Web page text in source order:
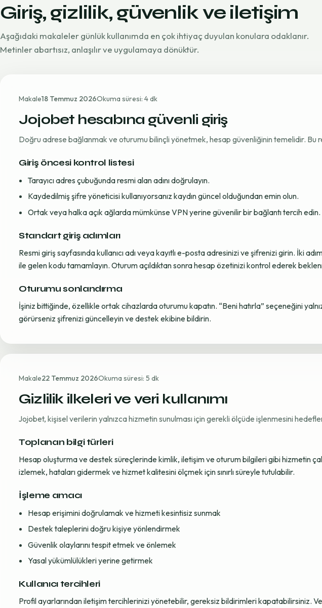
Giriş, gizlilik, güvenlik ve iletişim
Aşağıdaki makaleler günlük kullanımda en çok ihtiyaç duyulan konulara odaklanır.
Metinler abartısız, anlaşılır ve uygulamaya dönüktür.
Makale18 Temmuz 2026Okuma süresi: 4 dk
Jojobet hesabına güvenli giriş
Doğru adrese bağlanmak ve oturumu bilinçli yönetmek, hesap güvenliğinin temelidir. Bu
Giriş öncesi kontrol listesi
Tarayıcı adres çubuğunda resmi alan adını doğrulayın.
Kaydedilmiş şifre yöneticisi kullanıyorsanız kaydın güncel olduğundan emin olun.
Ortak veya halka açık ağlarda mümkünse VPN yerine güvenilir bir bağlantı tercih edin.
Standart giriş adımları
Resmi giriş sayfasında kullanıcı adı veya kayıtlı e-posta adresinizi ve şifrenizi girin. İki
ile gelen kodu tamamlayın. Oturum açıldıktan sonra hesap özetinizi kontrol ederek
Oturumu sonlandırma
İşiniz bittiğinde, özellikle ortak cihazlarda oturumu kapatın. “Beni hatırla” seçeneğini
görürseniz şifrenizi güncelleyin ve destek ekibine bildirin.
Makale22 Temmuz 2026Okuma süresi: 5 dk
Gizlilik ilkeleri ve veri kullanımı
Jojobet, kişisel verilerin yalnızca hizmetin sunulması için gerekli ölçüde işlenmesini
Toplanan bilgi türleri
Hesap oluşturma ve destek süreçlerinde kimlik, iletişim ve oturum bilgileri gibi hizmetin
izlemek, hataları gidermek ve hizmet kalitesini ölçmek için sınırlı süreyle tutulabilir.
İşleme amacı
Hesap erişimini doğrulamak ve hizmeti kesintisiz sunmak
Destek taleplerini doğru kişiye yönlendirmek
Güvenlik olaylarını tespit etmek ve önlemek
Yasal yükümlülükleri yerine getirmek
Kullanıcı tercihleri
Profil ayarlarından iletişim tercihlerinizi yönetebilir, gereksiz bildirimleri kapatabilirsiniz.